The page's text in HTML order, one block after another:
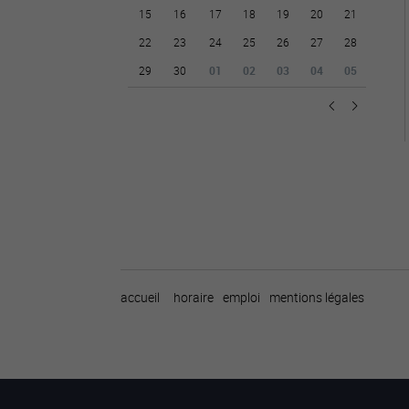
15
16 17 18 19 20
21
22
23 24 25 26 27
28
29
30 01 02 03 04 05
accueil horaire emploi mentions légales